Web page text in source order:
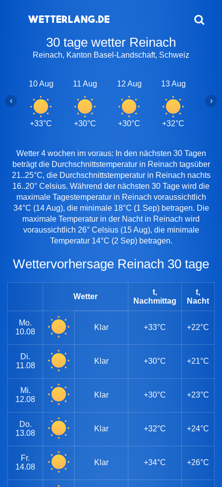
30 tage wetter Reinach
Reinach, Kanton Basel-Landschaft, Schweiz
10 Aug
+33°C
11 Aug
+30°C
12 Aug
+30°C
13 Aug
+32°C
‹ ›
Wetter 4 wochen im voraus: In den nächsten 30 Tagen
beträgt die Durchschnittstemperatur in Reinach tagsüber
21..25°C, die Durchschnittstemperatur in Reinach nachts
16..20° Celsius. Während der nächsten 30 Tage wird die
maximale Tagestemperatur in Reinach voraussichtlich
34°C (14 Aug), die minimale 18°C (1 Sep) betragen. Die
maximale Temperatur in der Nacht in Reinach wird
voraussichtlich 26° Celsius (15 Aug), die minimale
Temperatur 14°C (2 Sep) betragen.
Wettervorhersage Reinach 30 tage
Wetter
t,
Nachmittag
t,
Nacht
Mo.
10.08
Klar +33°C +22°C
Di.
11.08
Klar +30°C +21°C
Mi.
12.08
Klar +30°C +23°C
Do.
13.08
Klar +32°C +24°C
Fr.
14.08
Klar +34°C +26°C